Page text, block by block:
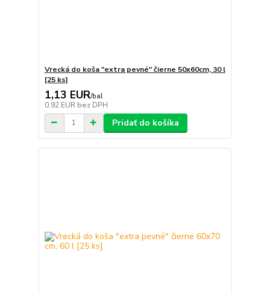
Vrecká do koša "extra pevné" čierne 50x60cm, 30 l
[25 ks]
1,13 EUR/bal
0,92 EUR bez DPH
Pridať do košíka